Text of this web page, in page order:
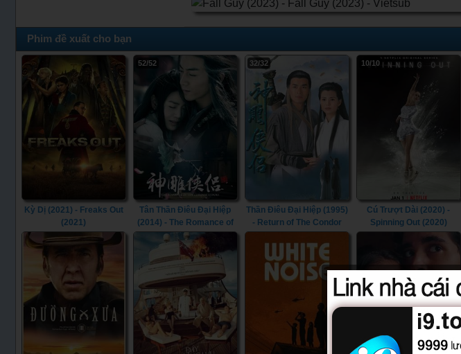
Phim đề xuất cho bạn
Kỳ Dị (2021) - Freaks Out
(2021)
52/52
Tân Thần Điêu Đại Hiệp
(2014) - The Romance of
the Condor Heroes (2014)
32/32
Thần Điêu Đại Hiệp (1995)
- Return of The Condor
10/10
Cú Trượt Dài (2020) -
Spinning Out (2020)